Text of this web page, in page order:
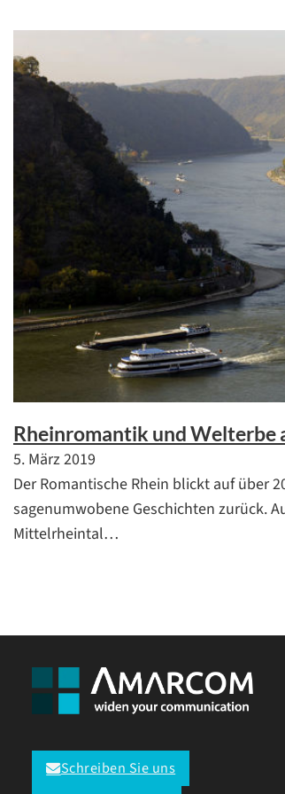
Rheinromantik und Welterbe
5. März 2019
Der Romantische Rhein blickt auf über
sagenumwobene Geschichten zurück.
Mittelrheintal…
Schreiben Sie uns